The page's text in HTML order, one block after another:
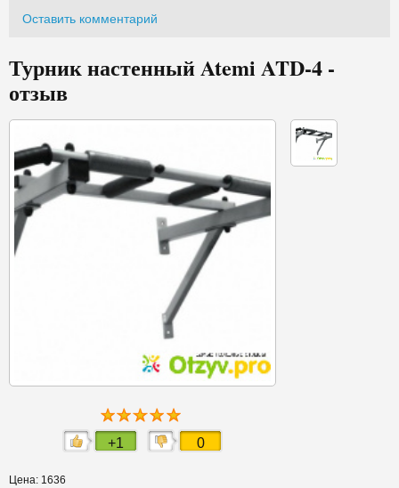
Оставить комментарий
Турник настенный Atemi ATD-4 -
отзыв
+1 0
Цена: 1636